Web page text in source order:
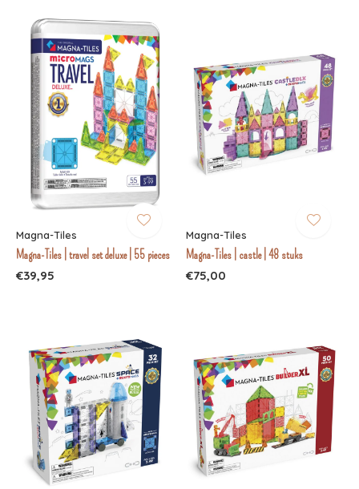
Magna-Tiles
Magna-Tiles | travel set deluxe | 55 pieces
€39,95
Magna-Tiles
Magna-Tiles | castle | 48 stuks
€75,00